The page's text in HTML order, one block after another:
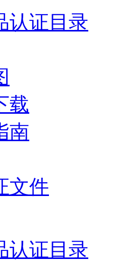
认证目录
载
南
文件
认证目录